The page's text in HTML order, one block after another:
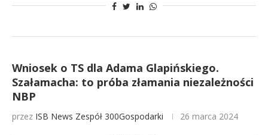
Wniosek o TS dla Adama Glapińskiego.
Szałamacha: to próba złamania niezależności
NBP
przez ISB News Zespół 300Gospodarki 26 marca 2024